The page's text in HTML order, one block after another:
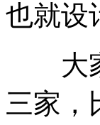
也就设
大家
三家，